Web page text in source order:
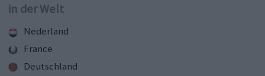
in der Welt
Nederland
France
Deutschland